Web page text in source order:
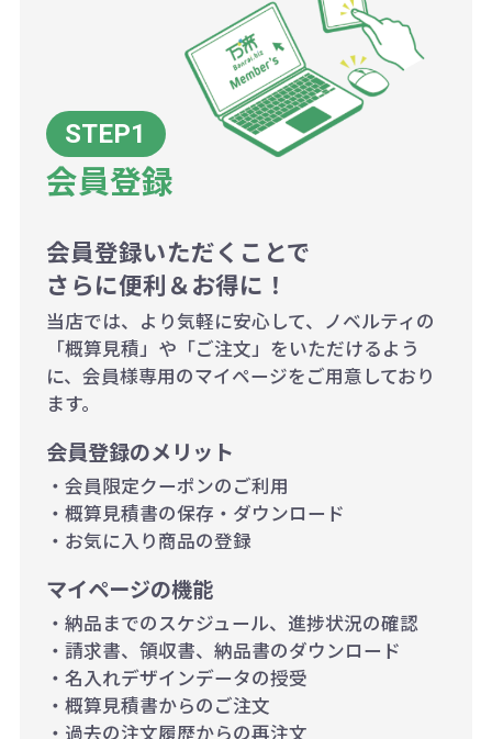
例：200個未満（1式：18,000円）
200個~499個の場合：42円（1個
当たり）
500個~999個の場合：35円（1個
1,000個以上：28円（1個当た
り）
会員登録
会員登録いただくことで
さらに便利＆お得に！
当店では、より気軽に安心して、ノベルティの
「概算見積」や「ご注文」をいただけるよう
に、会員様専用のマイページをご用意しており
ます。
会員登録のメリット
・会員限定クーポンのご利用
・概算見積書の保存・ダウンロード
・お気に入り商品の登録
マイページの機能
・納品までのスケジュール、進捗状況の確認
・請求書、領収書、納品書のダウンロード
・名入れデザインデータの授受
・概算見積書からのご注文
・過去の注文履歴からの再注文